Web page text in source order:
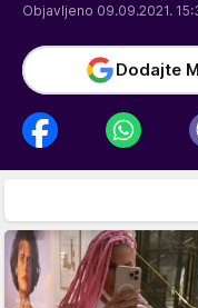
Objavljeno 09.09.2021.
Dodajte